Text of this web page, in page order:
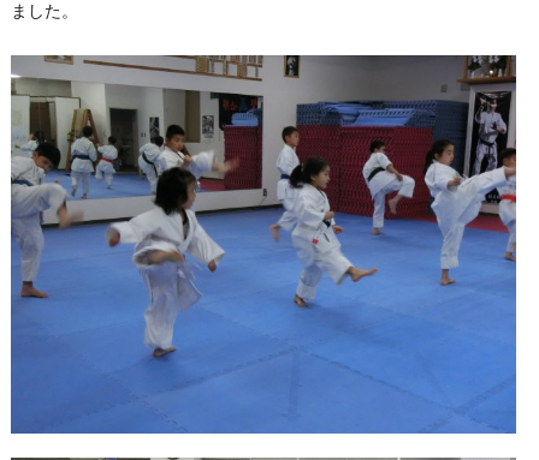
ました。